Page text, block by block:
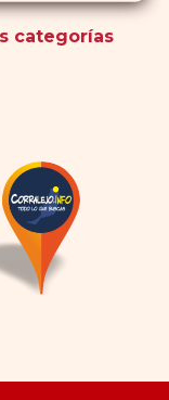
categorías